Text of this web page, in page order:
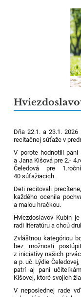
Dňa 22.1. a 23.1.
recitačnej súťaže v
V porote hodnotili
a Jana Kišová pre 2.-
Čeledová pre
40 súťažiacich.
Deti recitovali
každého ocenila
a malou hračkou.
Hviezdoslavov Kubín
radi literatúru a chcú
Zvláštnou kategóriou
bez možnosti
z iniciatívy našich
a p. uč. Lýdie
patrí aj pani
Kišovej, ktoré svojich
V neposlednej rade